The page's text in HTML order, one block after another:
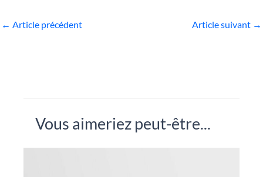
← Article précédent Article suivant →
Vous aimeriez peut-être...